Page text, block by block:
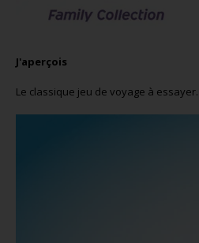
J'aperçois
Le classique jeu de voyage à essayer.